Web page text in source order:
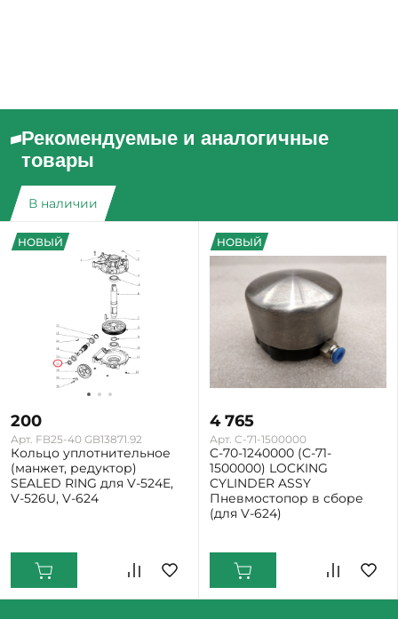
Рекомендуемые и аналогичные
товары
В наличии
НОВЫЙ
200
Арт. FB25-40 GB13871.92
Кольцо уплотнительное
(манжет, редуктор)
SEALED RING для V-524E,
V-526U, V-624
НОВЫЙ
4 765
Арт. C-71-1500000
C-70-1240000 (C-71-
1500000) LOCKING
CYLINDER ASSY
Пневмостопор в сборе
(для V-624)